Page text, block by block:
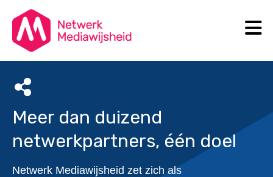
Meer dan duizend
netwerkpartners, één doel
Netwerk Mediawijsheid zet zich als